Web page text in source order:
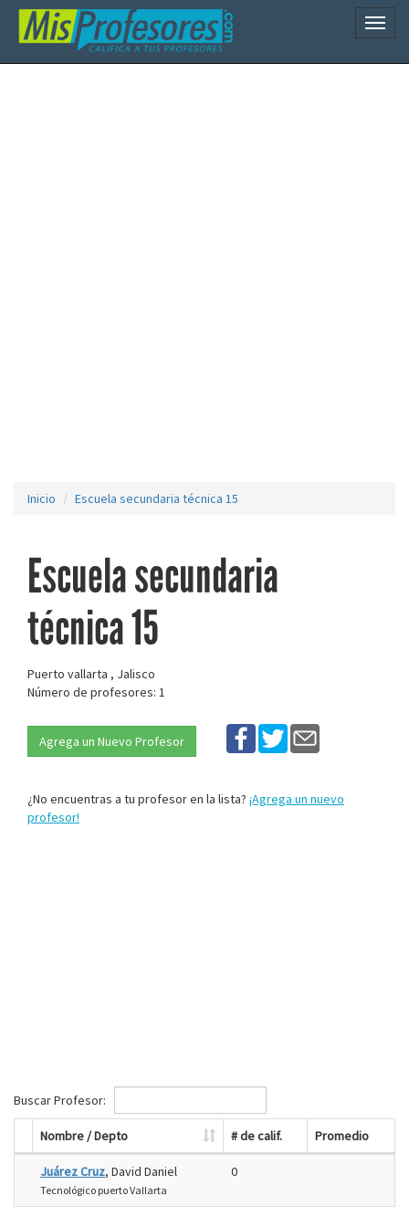
Inicio Escuela secundaria técnica 15
Escuela secundaria
técnica 15
Puerto vallarta , Jalisco
Número de profesores: 1
Agrega un Nuevo Profesor
¿No encuentras a tu profesor en la lista? ¡Agrega un nuevo
profesor!
Buscar Profesor:
Nombre / Depto # de calif. Promedio
Juárez Cruz, David Daniel
Tecnológico puerto Vallarta
0